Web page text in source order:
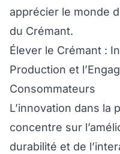
apprécier le monde
du Crémant.
Élever le Crémant :
Production et
Consommateurs
L’innovation dans la
concentre sur
durabilité et de